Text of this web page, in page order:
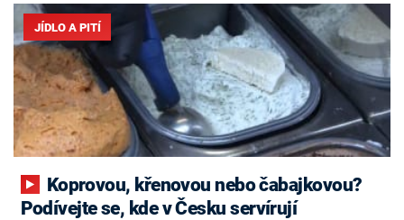
JÍDLO A PITÍ
Podívejte se, kde v Česku servírují